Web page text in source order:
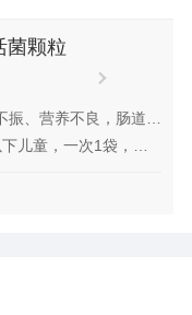
菌颗粒
、营养不良，肠道菌
常发酵、肠炎，使用
儿童，一次1袋，一